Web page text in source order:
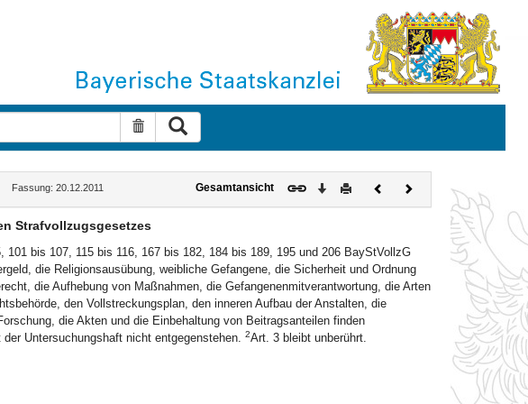
Suche zurücksetzen
Fassung: 20.12.2011 Gesamtansicht Download
DruckenVorherigesNächstes
Dokument
Strafvollzugsgesetzes
bis 107, 115 bis 116, 167 bis 182, 184 bis 189, 195 und 206 BayStVollzG
die Religionsausübung, weibliche Gefangene, die Sicherheit und Ordnung
die Aufhebung von Maßnahmen, die Gefangenenmitverantwortung, die Arten
den Vollstreckungsplan, den inneren Aufbau der Anstalten, die
die Akten und die Einbehaltung von Beitragsanteilen finden
Untersuchungshaft nicht entgegenstehen. 2Art. 3 bleibt unberührt.